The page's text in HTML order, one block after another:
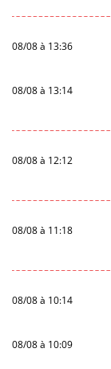
08/08 à 13:36
08/08 à 13:14
08/08 à 12:12
08/08 à 11:18
08/08 à 10:14
08/08 à 10:09